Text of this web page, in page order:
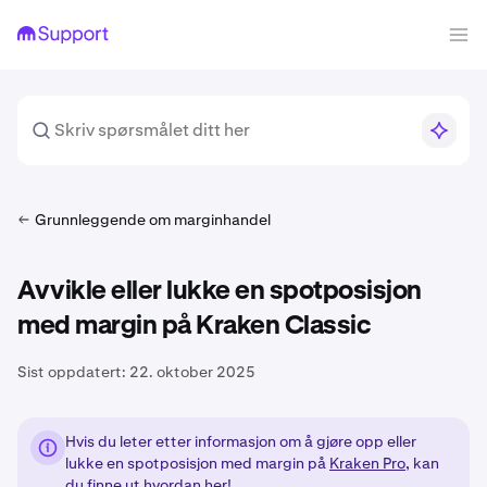
Grunnleggende om marginhandel
Avvikle eller lukke en spotposisjon
med margin på Kraken Classic
Sist oppdatert: 22. oktober 2025
Hvis du leter etter informasjon om å gjøre opp eller
lukke en spotposisjon med margin på Kraken Pro, kan